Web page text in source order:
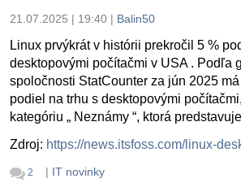
21.07.2025 | 19:40 | Balin50
Linux prvýkrát v histórii prekročil 5 %
desktopovými počítačmi v USA . Podľa
spoločnosti StatCounter za jún 2025
podiel na trhu s desktopovými
kategóriu „ Neznámy “, ktorá
Zdroj: https://news.itsfoss.com/linux-
2 | IT novinky